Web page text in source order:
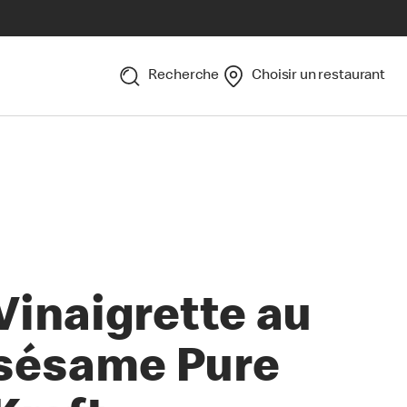
Recherche Choisir un restaurant
au
Pure